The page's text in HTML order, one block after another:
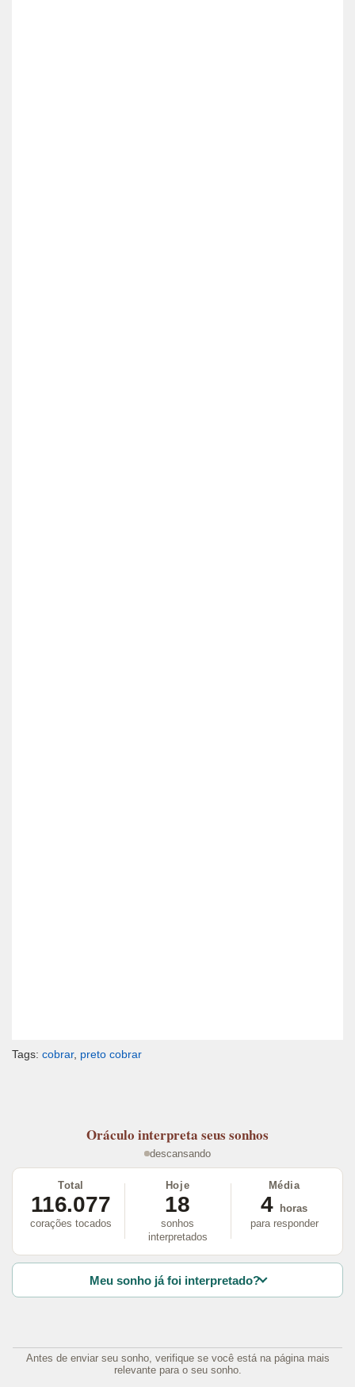
Tags: cobrar, preto cobrar
Oráculo interpreta seus sonhos
descansando
Total
116.077
corações tocados
Hoje
18
sonhos
interpretados
Média
4 horas
para responder
Meu sonho já foi interpretado?
Antes de enviar seu sonho, verifique se você está na página mais
relevante para o seu sonho.